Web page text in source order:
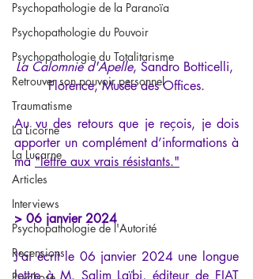
Psychopathologie de la Paranoïa
Psychopathologie du Pouvoir
Psychopathologie du Totalitarisme
Retrouver son pouvoir personnel
Traumatisme
La Licorne
La Lucarne
Articles
Interviews
Psychopathologie de l'Autorité
Recensions
La Calomnie d'Apelle, Sandro Botticelli,
Florence, Musée des Offices.
Au vu des retours que je reçois, je dois
apporter un complément d’informations à
ma "lettre aux vrais résistants."
> 06 janvier 2024
J’ai écrit le 06 janvier 2024 une longue